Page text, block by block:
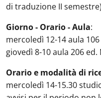
di traduzione II semestre)
Giorno - Orario - Aula:
mercoledì 12-14 aula
giovedì 8-10 aula 206 ed.
Orario e modalità di
mercoledì 14-15.30